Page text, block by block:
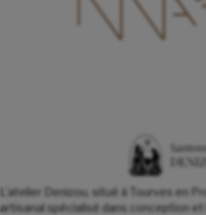
L'atelier Denizou, situé à Tourves en
artisanal spécialisé dans conception